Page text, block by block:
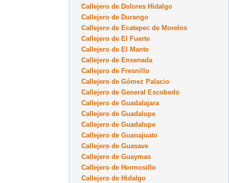
Callejero de Dolores Hidalgo
Callejero de Durango
Callejero de Ecatepec de Morelos
Callejero de El Fuerte
Callejero de El Mante
Callejero de Ensenada
Callejero de Fresnillo
Callejero de Gómez Palacio
Callejero de General Escobedo
Callejero de Guadalajara
Callejero de Guadalupe
Callejero de Guadalupe
Callejero de Guanajuato
Callejero de Guasave
Callejero de Guaymas
Callejero de Hermosillo
Callejero de Hidalgo